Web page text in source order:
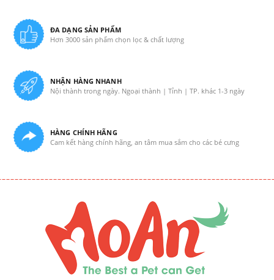
ĐA DẠNG SẢN PHẨM
Hơn 3000 sản phẩm chọn lọc & chất lượng
NHẬN HÀNG NHANH
Nội thành trong ngày. Ngoại thành | Tỉnh | TP. khác 1-3 ngày
HÀNG CHÍNH HÃNG
Cam kết hàng chính hãng, an tâm mua sắm cho các bé cưng